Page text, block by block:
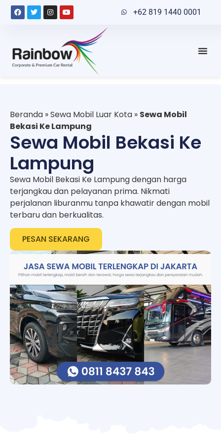
+62 819 1440 0001
Beranda »Sewa Mobil Luar Kota » Sewa Mobil
Bekasi Ke Lampung
Sewa Mobil Bekasi Ke
Lampung
Sewa Mobil Bekasi Ke Lampung dengan harga
terjangkau dan pelayanan prima. Nikmati
perjalanan liburanmu tanpa khawatir dengan mobil
terbaru dan berkualitas.
PESAN SEKARANG